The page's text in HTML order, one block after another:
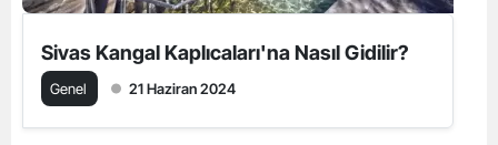
Sivas Kangal Kaplıcaları'na Nasıl Gidilir?
Genel 21 Haziran 2024